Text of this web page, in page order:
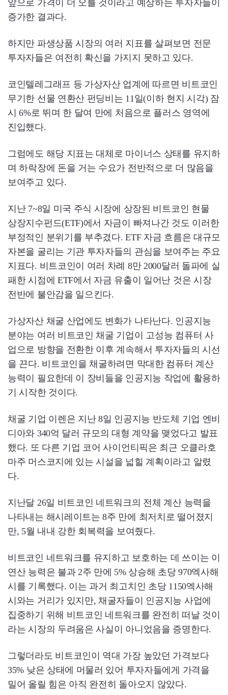
앞으로 가격이 더 오를 것이라고 예상하는 투자자들이
증가한 결과다.
하지만 파생상품 시장의 여러 지표를 살펴보면 전문
투자자들은 여전히 확신을 가지지 못하고 있다.
코인텔레그래프 등 가상자산 업계에 따르면 비트코인
무기한 선물 연환산 펀딩비는 11일(이하 현지 시각) 잠
시 6%로 뛰며 한 달여 만에 처음으로 플러스 영역에
진입했다.
그럼에도 해당 지표는 대체로 마이너스 상태를 유지하
며 하락장에 돈을 거는 수요가 전반적으로 더 많음을
보여주고 있다.
지난 7~8일 미국 주식 시장에 상장된 비트코인 현물
상장지수펀드(ETF)에서 자금이 빠져나간 것도 이러한
부정적인 분위기를 부추겼다. ETF 자금 흐름은 대규모
자본을 굴리는 기관 투자자들의 관심을 보여주는 주요
지표다. 비트코인이 여러 차례 8만 2000달러 돌파에 실
패한 시점에 ETF에서 자금 유출이 일어난 것은 시장
전반에 불안감을 일으킨다.
가상자산 채굴 산업에도 변화가 나타난다. 인공지능
분야는 여러 비트코인 채굴 기업이 고성능 컴퓨터 사
업으로 방향을 전환한 이후 계속해서 투자자들의 시선
을 끈다. 비트코인을 채굴하려면 막대한 컴퓨터 계산
능력이 필요한데 이 장비들을 인공지능 작업에 활용하
기 시작한 것이다.
채굴 기업 이렌은 지난 8일 인공지능 반도체 기업 엔비
디아와 340억 달러 규모의 대형 계약을 맺었다고 발표
했다. 또 다른 기업 코어 사이언티픽은 최근 오클라호
마주 머스코지에 있는 시설을 넓힐 계획이라고 알렸
다.
지난달 26일 비트코인 네트워크의 전체 계산 능력을
나타내는 해시레이트는 8주 만에 최저치로 떨어졌지
만, 5월 내내 강한 회복력을 보여줬다.
비트코인 네트워크를 유지하고 보호하는 데 쓰이는 이
연산 능력은 불과 2주 만에 5% 상승해 초당 970엑사해
시를 기록했다. 이는 과거 최고치인 초당 1150엑사해
시와는 거리가 있지만, 채굴자들이 인공지능 사업에
집중하기 위해 비트코인 네트워크를 완전히 떠날 것이
라는 시장의 두려움은 사실이 아니었음을 증명한다.
그렇더라도 비트코인이 역대 가장 높았던 가격보다
35% 낮은 상태에 머물러 있어 투자자들에게 가격을
밀어 올릴 힘은 아직 완전히 돌아오지 않았다.